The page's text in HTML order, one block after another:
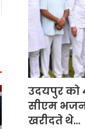
उदयपुर को
सीएम
खरीदते थे…